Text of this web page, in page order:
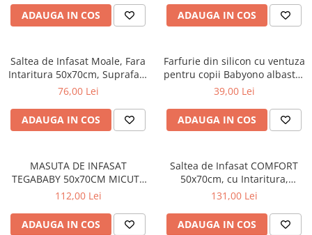
Jucarii de baie
Jucarii educative bebe
Jucarii pentru dentitie
Jucarii sunatoare
Jucarii de exterior
Triciclete
La masa
Articole hranire bebelusi
Biberoane, tetine, accesorii
ADAUGA IN COS ADAUGA IN COS
Saltea de Infasat Moale, Fara
Intaritura 50x70cm, Suprafata
Aderenta, Ceba Baby, Pierrot,
76,00 Lei
ADAUGA IN COS
Farfurie din silicon cu ventuza
pentru copii Babyono albastra
1482/01
39,00 Lei
ADAUGA IN COS
MASUTA DE INFASAT
TEGABABY 50x70CM MICUTII
IEPURASI ALB KR-009-103
112,00 Lei
ADAUGA IN COS
Saltea de Infasat COMFORT
50x70cm, cu Intaritura,
Grosime 3cm, Sistem Anti-
101
131,00 Lei
ADAUGA IN COS